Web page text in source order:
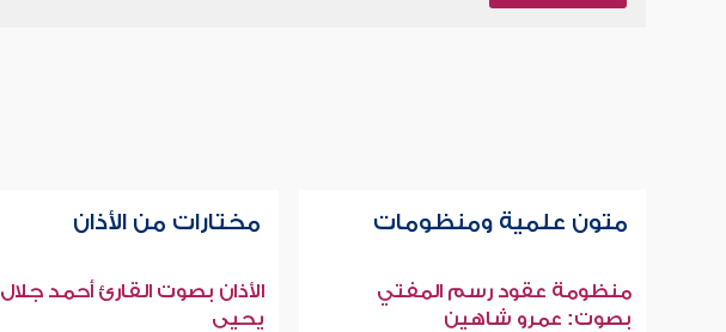
متون علمية ومنظومات
منظومة عقود رسم المفتي
بصوت: عمرو شاهين
مختارات من الأذان
الأذان بصوت القارئ أحمد جلال
يحيى